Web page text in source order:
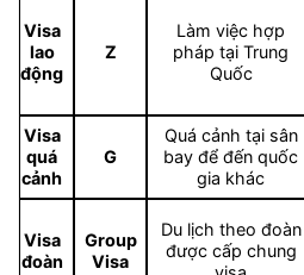
Visa
lao
động
Z
Làm việc hợp
pháp tại Trung
Quốc
Visa
quá
cảnh
G
Quá cảnh tại sân
bay để đến quốc
gia khác
Visa
đoàn
Group
Visa
Du lịch theo đoàn
được cấp chung